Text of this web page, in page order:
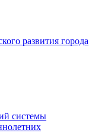
развития города
системы